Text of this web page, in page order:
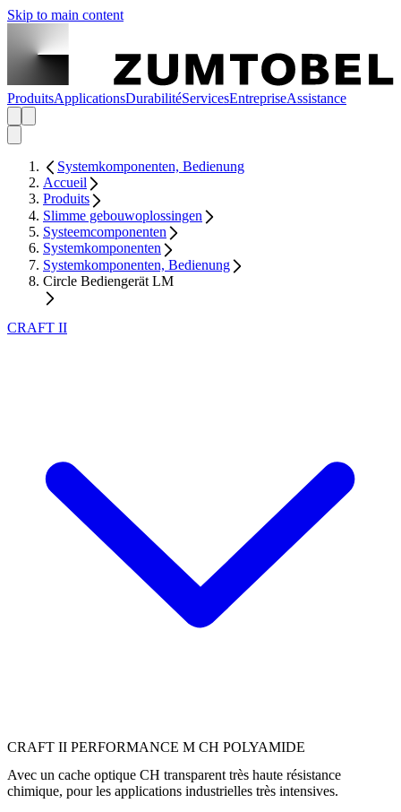
Skip to main content
ProduitsApplicationsDurabilitéServicesEntrepriseAssistance
Systemkomponenten, Bedienung
Accueil
Produits
Slimme gebouwoplossingen
Systeemcomponenten
Systemkomponenten
Systemkomponenten, Bedienung
Circle Bediengerät LM
CRAFT II
CRAFT II PERFORMANCE M CH POLYAMIDE
Avec un cache optique CH transparent très haute résistance
chimique, pour les applications industrielles très intensives.